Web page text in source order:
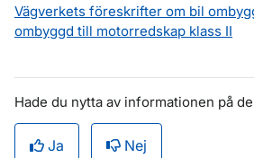
Vägverkets föreskrifter om bil
ombyggd till motorredskap klass II
Hade du nytta av informationen på
Ja Nej